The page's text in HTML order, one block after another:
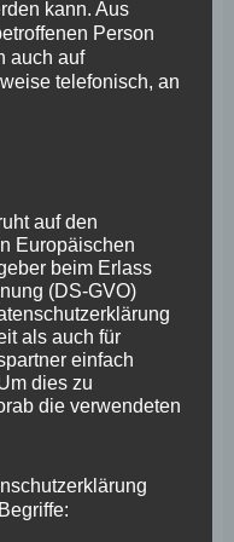
kann. Aus
Person
auch auf
telefonisch, an
auf den
Europäischen
beim Erlass
(DS-GVO)
als auch für
einfach
dies zu
die verwendeten